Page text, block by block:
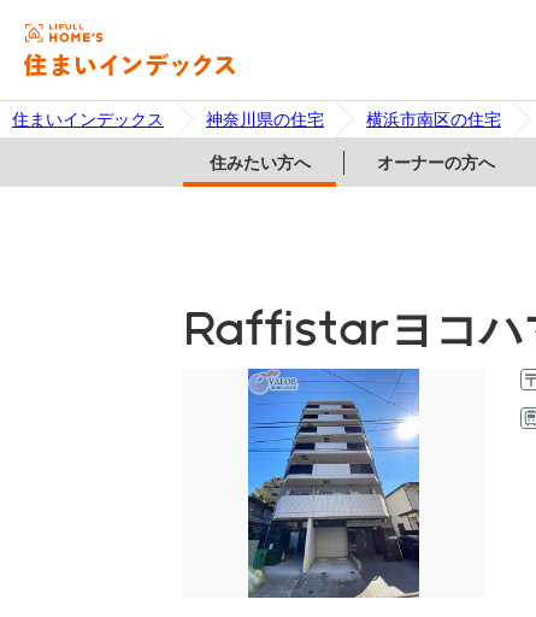
住まいインデックス 神奈川県の住宅 横浜市南区の住宅
住みたい方へ オーナーの方へ
Raffistarヨコハ